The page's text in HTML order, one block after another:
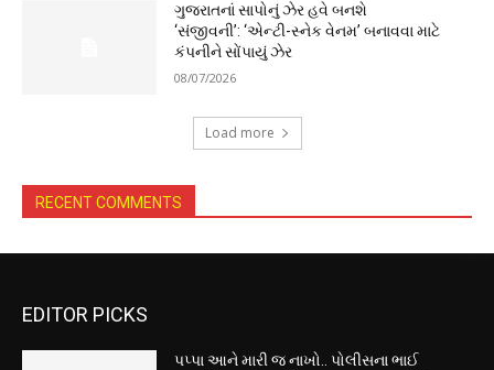
ગુજરાતનાં સાપોનું ઝેર હવે બનશે
‘સંજીવની’: ‘એન્ટી-સ્નેક વેનમ’ બનાવવા માટે
કંપનીને સોંપાયું ઝેર
08/07/2026
Load more
RECENT COMMENTS
EDITOR PICKS
પપ્પા આને મારી જ નાખો.. પોલીસના ભાઈ